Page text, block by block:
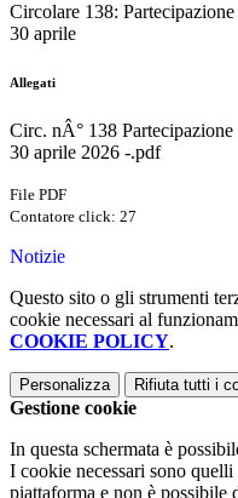
Circolare 138: Partecipazione
30 aprile
Allegati
Circ. nÂ° 138
30 aprile 2026 -.pdf
File PDF
Contatore click: 27
Notizie
Questo sito o gli strumenti
cookie necessari al
COOKIE POLICY.
Personalizza Rifiuta tutti i
Gestione cookie
In questa schermata è
I cookie necessari sono
piattaforma e non è possibile